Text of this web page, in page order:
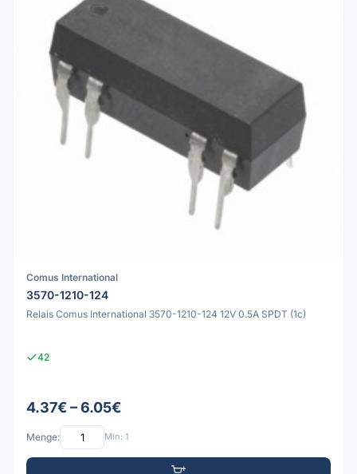
Comus International
3570-1210-124
Relais Comus International 3570-1210-124 12V 0.5A SPDT (1c)
42
4.37€ – 6.05€
Menge: Min: 1